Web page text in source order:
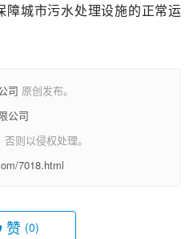
障城市污水处理设施的正常运
司 原创发布。
公司
则以侵权处理。
7018.html
赞 (0)